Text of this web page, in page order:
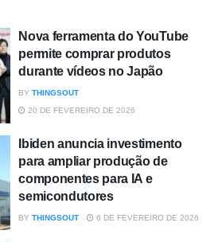
Nova ferramenta do YouTube
permite comprar produtos
durante vídeos no Japão
BY THINGSOUT
20 DE FEVEREIRO DE 2026
Ibiden anuncia investimento
para ampliar produção de
componentes para IA e
semicondutores
BY THINGSOUT 6 DE FEVEREIRO DE 2026